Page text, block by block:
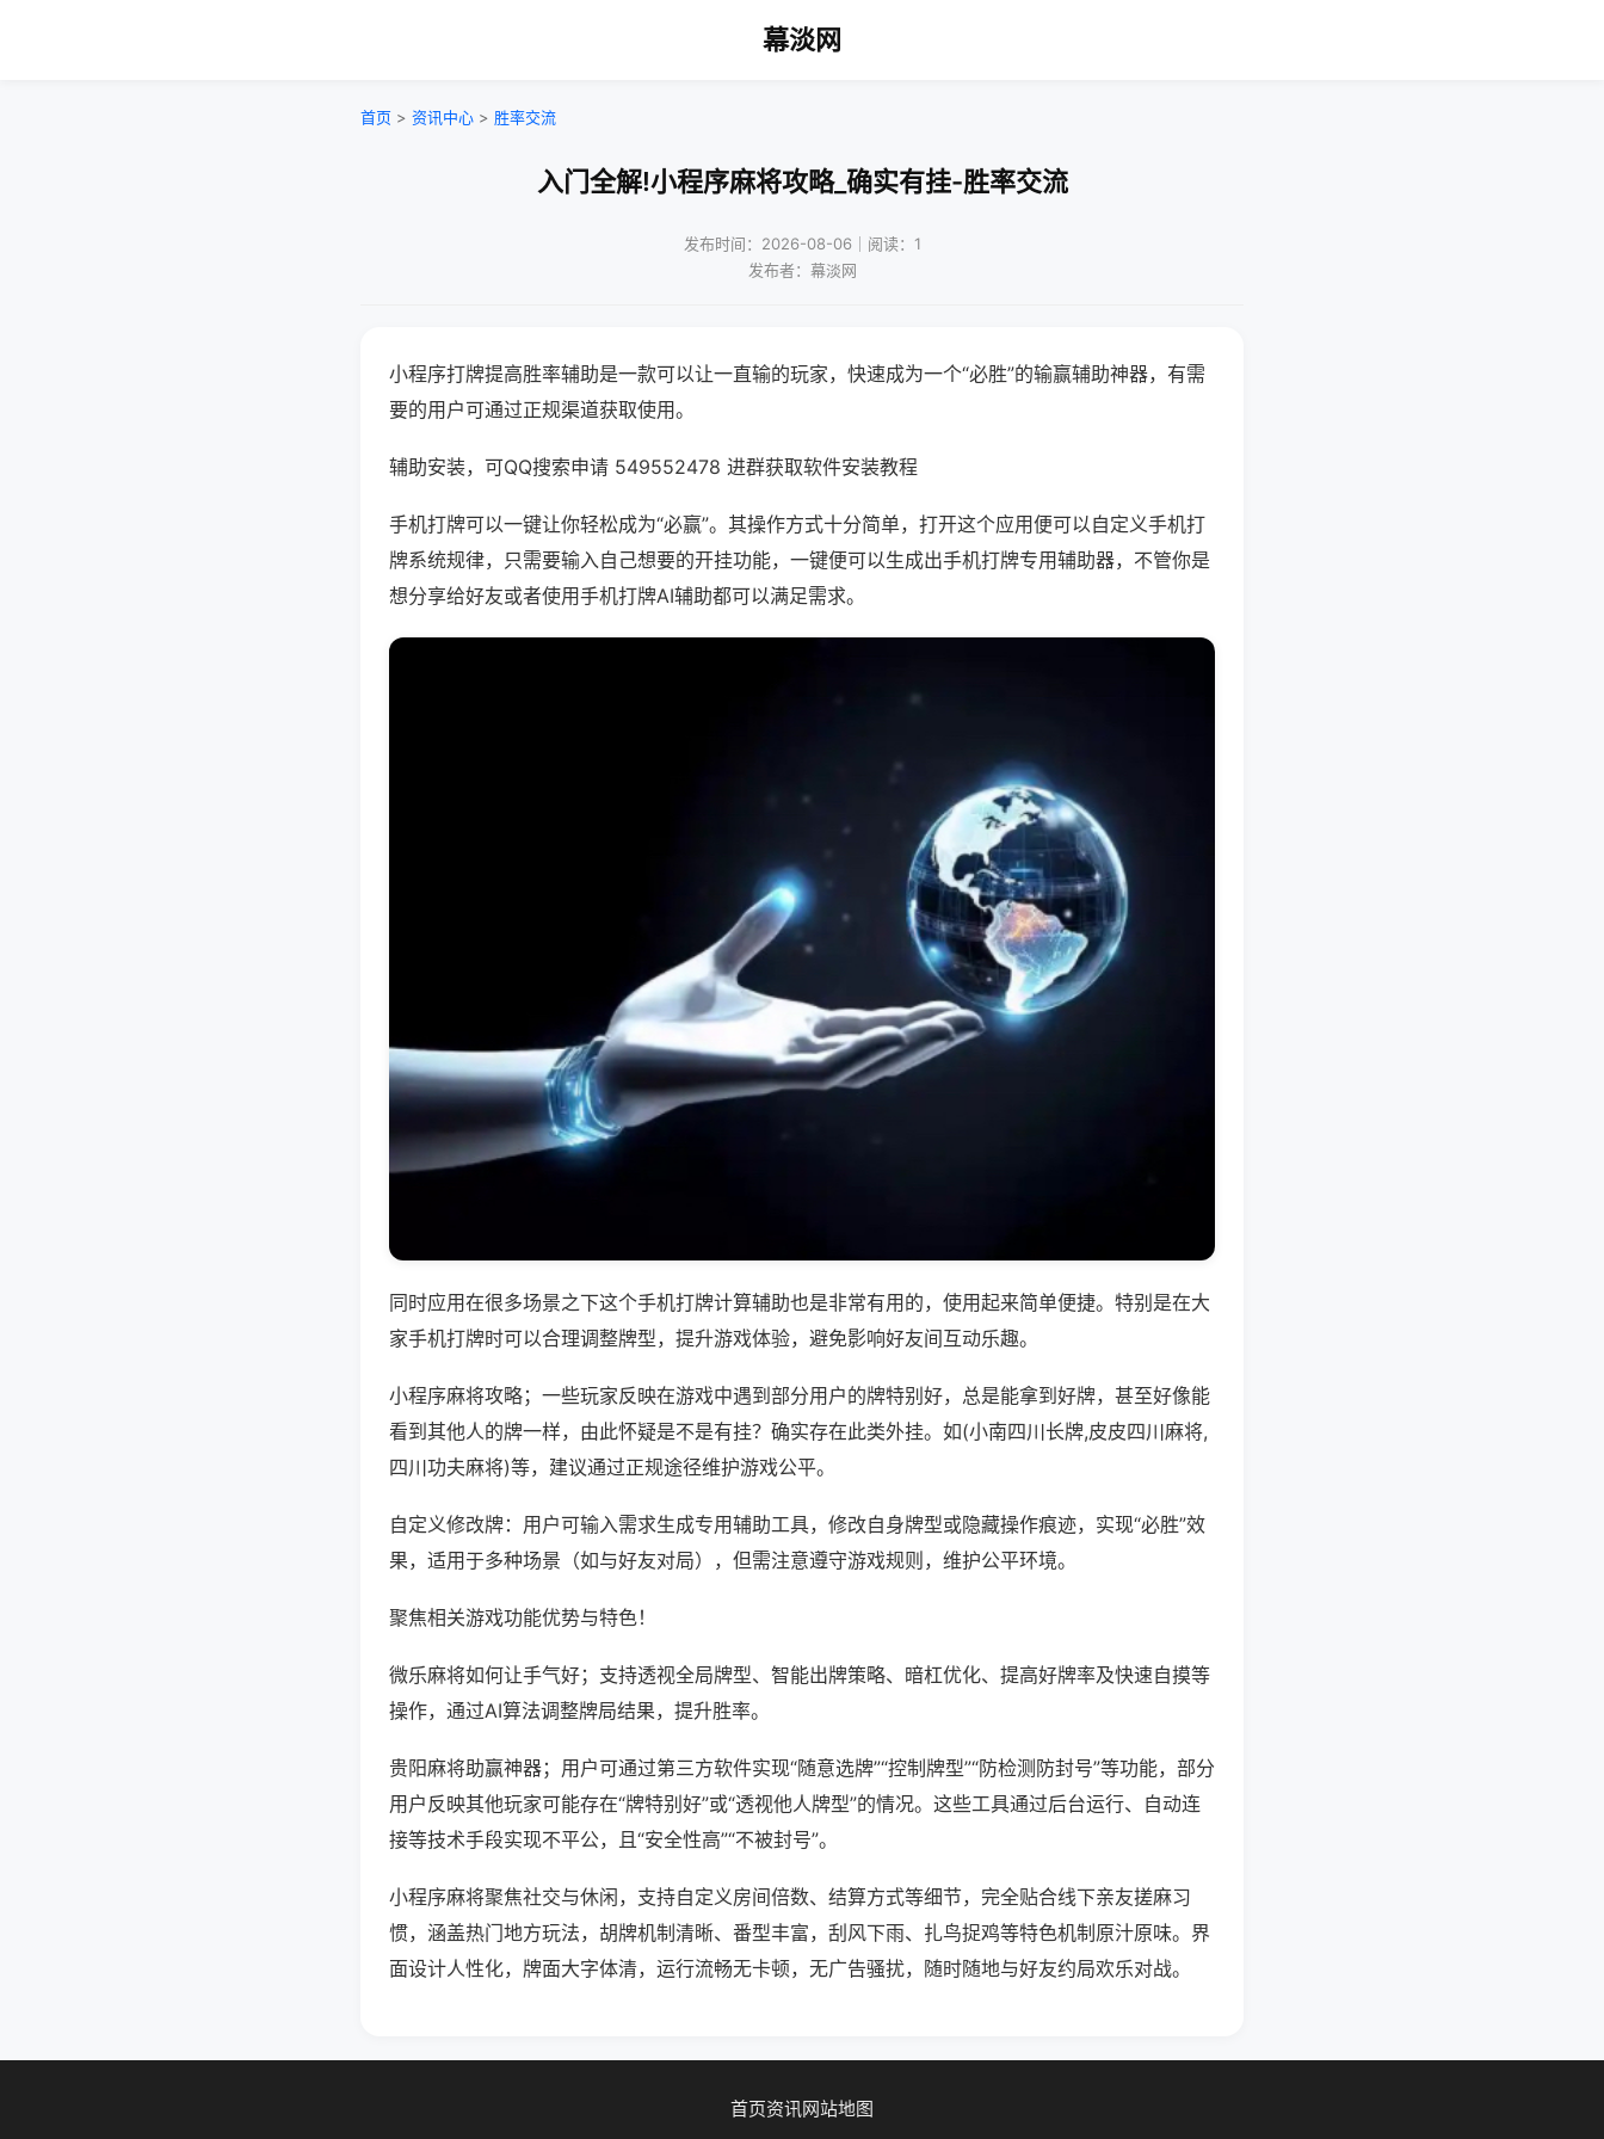
幕淡网
首页 > 资讯中心 > 胜率交流
入门全解!小程序麻将攻略_确实有挂-胜率交流
发布时间：2026-08-06｜阅读：1
发布者：幕淡网
小程序打牌提高胜率辅助是一款可以让一直输的玩家，快速成为一个“必胜”的输赢辅助神器，有需
要的用户可通过正规渠道获取使用。
辅助安装，可QQ搜索申请 549552478 进群获取软件安装教程
手机打牌可以一键让你轻松成为“必赢”。其操作方式十分简单，打开这个应用便可以自定义手机打
牌系统规律，只需要输入自己想要的开挂功能，一键便可以生成出手机打牌专用辅助器，不管你是
想分享给好友或者使用手机打牌AI辅助都可以满足需求。
同时应用在很多场景之下这个手机打牌计算辅助也是非常有用的，使用起来简单便捷。特别是在大
家手机打牌时可以合理调整牌型，提升游戏体验，避免影响好友间互动乐趣。
小程序麻将攻略；一些玩家反映在游戏中遇到部分用户的牌特别好，总是能拿到好牌，甚至好像能
看到其他人的牌一样，由此怀疑是不是有挂？确实存在此类外挂。如(小南四川长牌,皮皮四川麻将,
四川功夫麻将)等，建议通过正规途径维护游戏公平。
自定义修改牌：用户可输入需求生成专用辅助工具，修改自身牌型或隐藏操作痕迹，实现“必胜”效
果，适用于多种场景（如与好友对局），但需注意遵守游戏规则，维护公平环境。
聚焦相关游戏功能优势与特色！
微乐麻将如何让手气好；支持透视全局牌型、智能出牌策略、暗杠优化、提高好牌率及快速自摸等
操作，通过AI算法调整牌局结果，提升胜率。
贵阳麻将助赢神器；用户可通过第三方软件实现“随意选牌”“控制牌型”“防检测防封号”等功能，部分
用户反映其他玩家可能存在“牌特别好”或“透视他人牌型”的情况。这些工具通过后台运行、自动连
接等技术手段实现不平公，且“安全性高”“不被封号”。
小程序麻将聚焦社交与休闲，支持自定义房间倍数、结算方式等细节，完全贴合线下亲友搓麻习
惯，涵盖热门地方玩法，胡牌机制清晰、番型丰富，刮风下雨、扎鸟捉鸡等特色机制原汁原味。界
面设计人性化，牌面大字体清，运行流畅无卡顿，无广告骚扰，随时随地与好友约局欢乐对战。
首页资讯网站地图